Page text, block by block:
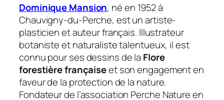
Dominique Mansion, né en 1952 à
Chauvigny-du-Perche, est un artiste-
plasticien et auteur français. Illustrateur
botaniste et naturaliste talentueux, il est
connu pour ses dessins de la Flore
forestière françaiseet son engagement en
faveur de la protection de la nature.
Fondateur de l’association Perche Natureen